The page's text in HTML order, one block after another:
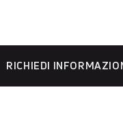
RICHIEDI